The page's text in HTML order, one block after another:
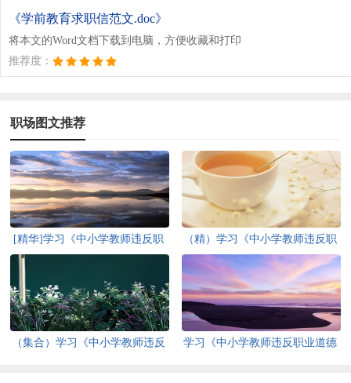
《学前教育求职信范文.doc》
将本文的Word文档下载到电脑，方便收藏和打印
推荐度：
职场图文推荐
[精华]学习《中小学教师违反职
业道德行为处理办法》心得体会
（精）学习《中小学教师违反职
业道德行为处理办法》心得体会
（集合）学习《中小学教师违反
学习《中小学教师违反职业道德